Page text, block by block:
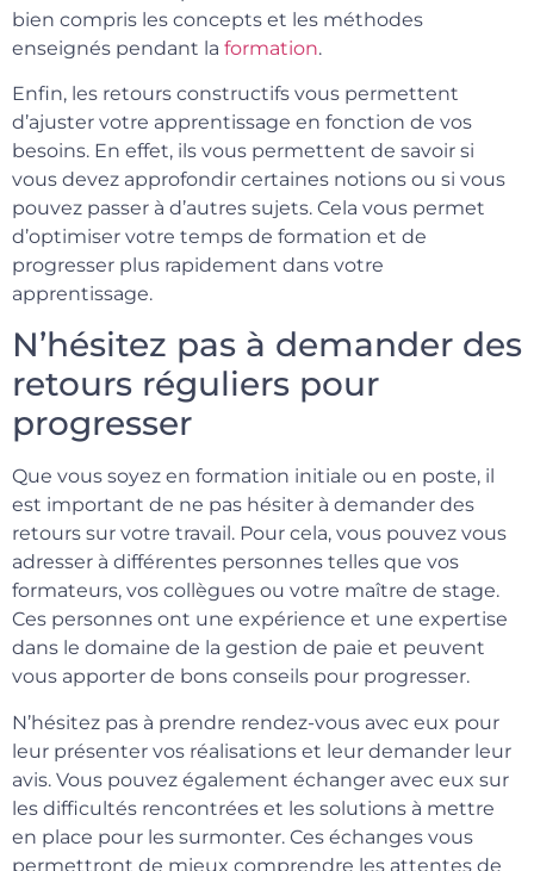
bien compris les concepts et les méthodes
enseignés pendant la formation.
Enfin, les retours constructifs vous permettent
d’ajuster votre apprentissage en fonction de vos
besoins. En effet, ils vous permettent de savoir si
vous devez approfondir certaines notions ou si vous
pouvez passer à d’autres sujets. Cela vous permet
d’optimiser votre temps de formation et de
progresser plus rapidement dans votre
apprentissage.
N’hésitez pas à demander des
retours réguliers pour
progresser
Que vous soyez en formation initiale ou en poste, il
est important de ne pas hésiter à demander des
retours sur votre travail. Pour cela, vous pouvez vous
adresser à différentes personnes telles que vos
formateurs, vos collègues ou votre maître de stage.
Ces personnes ont une expérience et une expertise
dans le domaine de la gestion de paie et peuvent
vous apporter de bons conseils pour progresser.
N’hésitez pas à prendre rendez-vous avec eux pour
leur présenter vos réalisations et leur demander leur
avis. Vous pouvez également échanger avec eux sur
les difficultés rencontrées et les solutions à mettre
en place pour les surmonter. Ces échanges vous
permettront de mieux comprendre les attentes de